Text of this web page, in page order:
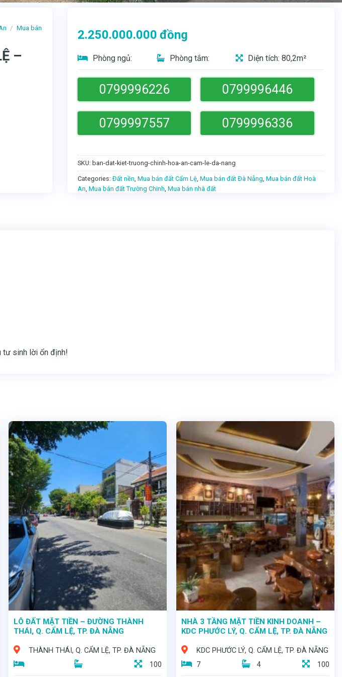
/ Mua bán
–
2.250.000.000 đồng
Phòng ngủ: Phòng tắm: Diện tích: 80,2m²
0799996226 0799996446
0799997557 0799996336
SKU: ban-dat-kiet-truong-chinh-hoa-an-cam-le-da-nang
Categories: Đất nền, Mua bán đất Cẩm Lệ, Mua bán đất Đà Nẵng, Mua bán đất Hoà
An, Mua bán đất Trường Chinh, Mua bán nhà đất
tư sinh lời ổn định!
LÔ ĐẤT MẶT TIỀN – ĐƯỜNG THÀNH
THÁI, Q. CẨM LỆ, TP. ĐÀ NẴNG
THÀNH THÁI, Q. CẨM LỆ, TP. ĐÀ NẴNG
100
NHÀ 3 TẦNG MẶT TIỀN KINH DOANH –
KDC PHƯỚC LÝ, Q. CẨM LỆ, TP. ĐÀ NẴNG
KDC PHƯỚC LÝ, Q. CẨM LỆ, TP. ĐÀ NẴNG
7
4 100